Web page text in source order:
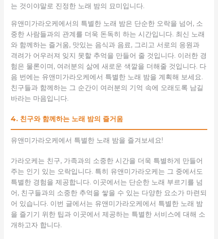
는 것이야말로 진정한 노래 밤의 묘미입니다.
유앤미가라오케에서의 특별한 노래 밤은 단순한 오락을 넘어, 소
중한 사람들과의 관계를 더욱 돈독히 하는 시간입니다. 최신 노래
와 함께하는 즐거움, 맛있는 음식과 음료, 그리고 서로의 응원과
격려가 어우러져 잊지 못할 추억을 만들어 줄 것입니다. 이러한 경
험은 물론이며, 여러분의 삶에 새로운 색깔을 더해줄 것입니다. 다
음 번에는 유앤미가라오케에서 특별한 노래 밤을 계획해 보세요.
친구들과 함께하는 그 순간이 여러분의 기억 속에 오래도록 남길
바라는 마음입니다.
4. 친구와 함께하는 노래 밤의 즐거움
유앤미가라오케에서 특별한 노래 밤을 즐겨보세요!
가라오케는 친구, 가족과의 소중한 시간을 더욱 특별하게 만들어
주는 인기 있는 오락입니다. 특히 유앤미가라오케는 그 중에서도
특별한 경험을 제공합니다. 이곳에서는 단순한 노래 부르기를 넘
어, 친구들과의 소중한 추억을 쌓을 수 있는 다양한 요소가 마련되
어 있습니다. 이번 글에서는 유앤미가라오케에서 특별한 노래 밤
을 즐기기 위한 팁과 이곳에서 제공하는 특별한 서비스에 대해 소
개하고자 합니다.